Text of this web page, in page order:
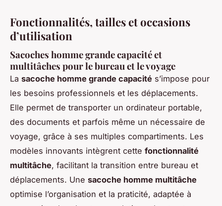
Fonctionnalités, tailles et occasions
d’utilisation
Sacoches homme grande capacité et
multitâches pour le bureau et le voyage
La sacoche homme grande capacité s’impose pour
les besoins professionnels et les déplacements.
Elle permet de transporter un ordinateur portable,
des documents et parfois même un nécessaire de
voyage, grâce à ses multiples compartiments. Les
modèles innovants intègrent cette fonctionnalité
multitâche, facilitant la transition entre bureau et
déplacements. Une sacoche homme multitâche
optimise l’organisation et la praticité, adaptée à